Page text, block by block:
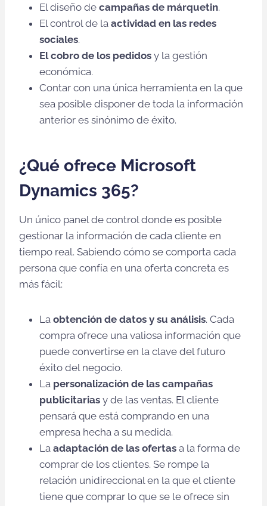
El diseño de campañas de márquetin.
El control de la actividad en las redes
sociales.
El cobro de los pedidos y la gestión
económica.
Contar con una única herramienta en la que
sea posible disponer de toda la información
anterior es sinónimo de éxito.
¿Qué ofrece Microsoft
Dynamics 365?
Un único panel de control donde es posible
gestionar la información de cada cliente en
tiempo real. Sabiendo cómo se comporta cada
persona que confía en una oferta concreta es
más fácil:
La obtención de datos y su análisis. Cada
compra ofrece una valiosa información que
puede convertirse en la clave del futuro
éxito del negocio.
La personalización de las campañas
publicitarias y de las ventas. El cliente
pensará que está comprando en una
empresa hecha a su medida.
La adaptación de las ofertas a la forma de
comprar de los clientes. Se rompe la
relación unidireccional en la que el cliente
tiene que comprar lo que se le ofrece sin